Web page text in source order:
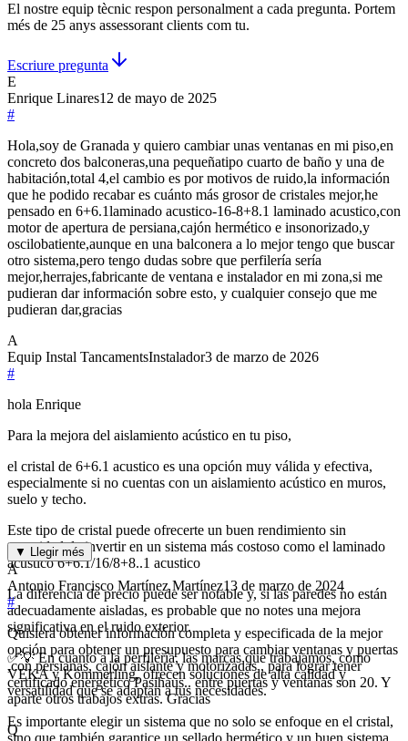
El nostre equip tècnic respon personalment a cada pregunta. Portem
més de 25 anys assessorant clients com tu.
Escriure pregunta
E
Enrique Linares12 de mayo de 2025
#
Hola,soy de Granada y quiero cambiar unas ventanas en mi piso,en
concreto dos balconeras,una pequeñatipo cuarto de baño y una de
habitación,total 4,el cambio es por motivos de ruido,la información
que he podido recabar es cuánto más grosor de cristales mejor,he
pensado en 6+6.1laminado acustico-16-8+8.1 laminado acustico,con
motor de apertura de persiana,cajón hermético e insonorizado,y
oscilobatiente,aunque en una balconera a lo mejor tengo que buscar
otro sistema,pero tengo dudas sobre que perfilería sería
mejor,herrajes,fabricante de ventana e instalador en mi zona,si me
pudieran dar información sobre esto, y cualquier consejo que me
pudieran dar,gracias
A
Equip Instal TancamentsInstalador3 de marzo de 2026
#
hola Enrique
Para la mejora del aislamiento acústico en tu piso,
el cristal de 6+6.1 acustico es una opción muy válida y efectiva,
especialmente si no cuentas con un aislamiento acústico en muros,
suelo y techo.
Este tipo de cristal puede ofrecerte un buen rendimiento sin
necesidad de invertir en un sistema más costoso como el laminado
acústico 6+6.1/16/8+8..1 acustico
La diferencia de precio puede ser notable y, si las paredes no están
adecuadamente aisladas, es probable que no notes una mejora
significativa en el ruido exterior.
✅💡 En cuanto a la perfilería, las marcas que trabajamos, como
VEKA y Kömmerling, ofrecen soluciones de alta calidad y
versatilidad que se adaptan a tus necesidades.
Es importante elegir un sistema que no solo se enfoque en el cristal,
▼ Llegir més
A
Antonio Francisco Martínez Martínez13 de marzo de 2024
#
Quisiera obtener información completa y especificada de la mejor
opción para obtener un presupuesto para cambiar ventanas y puertas
,con persianas, cajón aislante y motorizadas , para lograr tener
certificado energético Pasihaus.. entre puertas y ventanas son 20. Y
aparte otros trabajos extras. Gracias
Q